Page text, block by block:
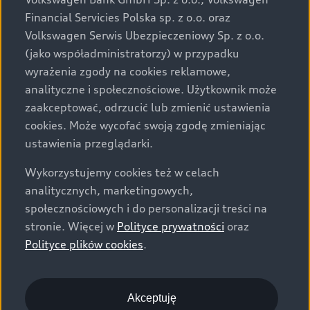
za dopłatą. Wiążące ustalenie ceny, wyposażenia i
specyfikacji pojazdu następują w umowie sprzedaży, a
określenie parametrów technicznych zawiera
świadectwo homologacji typu pojazdu. Zastrzegamy
sobie prawo do zmian i pomyłek. Wszelkie informacje
prezentowane na stronie są aktualne na dzień ich
zamieszczania. W celu uzyskania najnowszych
informacji prosimy kontaktować się z Partnerem Marki
Audi.
Wszystkie produkowane obecnie samochody marki Audi
są wykonywane z materiałów spełniających pod
względem możliwości odzysku i recyklingu wymagania
określone w normie ISO 22628 i są zgodne z
europejskimi świadectwami homologacji wydanymi wg
o.o. podlega obowiązkowi zapewnienia wszystkim
użytkownikom samochodów marki Volkswagen sieci
Financial Servicies Polska sp. z o.o. oraz
Volkswagen Serwis Ubezpieczeniowy Sp. z o.o.
(jako współadministratorzy) w przypadku
wyrażenia zgody na cookies reklamowe,
analityczne i społecznościowe. Użytkownik może
zaakceptować, odrzucić lub zmienić ustawienia
cookies. Może wycofać swoją zgodę zmieniając
ustawienia przeglądarki.
Wykorzystujemy cookies też w celach
analitycznych, marketingowych,
społecznościowych i do personalizacji treści na
stronie. Więcej w Polityce prywatności oraz
Polityce plików cookies.
Akceptuję